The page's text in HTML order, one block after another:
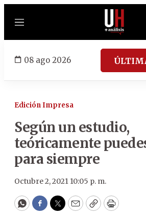
Menú
08 ago 2026
Edición Impresa
Según un estudio,
teóricamente
para siempre
Octubre 2, 2021 10:05 p. m.
WhatsApp
Facebook
Twitter
EmailCopyPrint